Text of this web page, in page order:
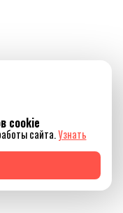
cookie
сайта.Узнать